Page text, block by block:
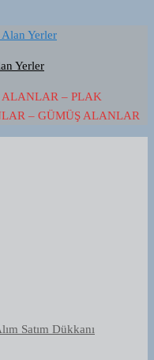
Yerler
– PLAK
– GÜMÜŞ ALANLAR
Satım Dükkanı